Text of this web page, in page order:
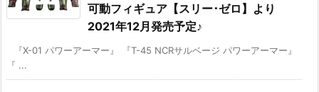
可動フィギュア【スリー･ゼロ】より
2021年12月発売予定♪
『X-01 パワーアーマー』 『T-45 NCRサルベージ パワーアーマー』
『 ...